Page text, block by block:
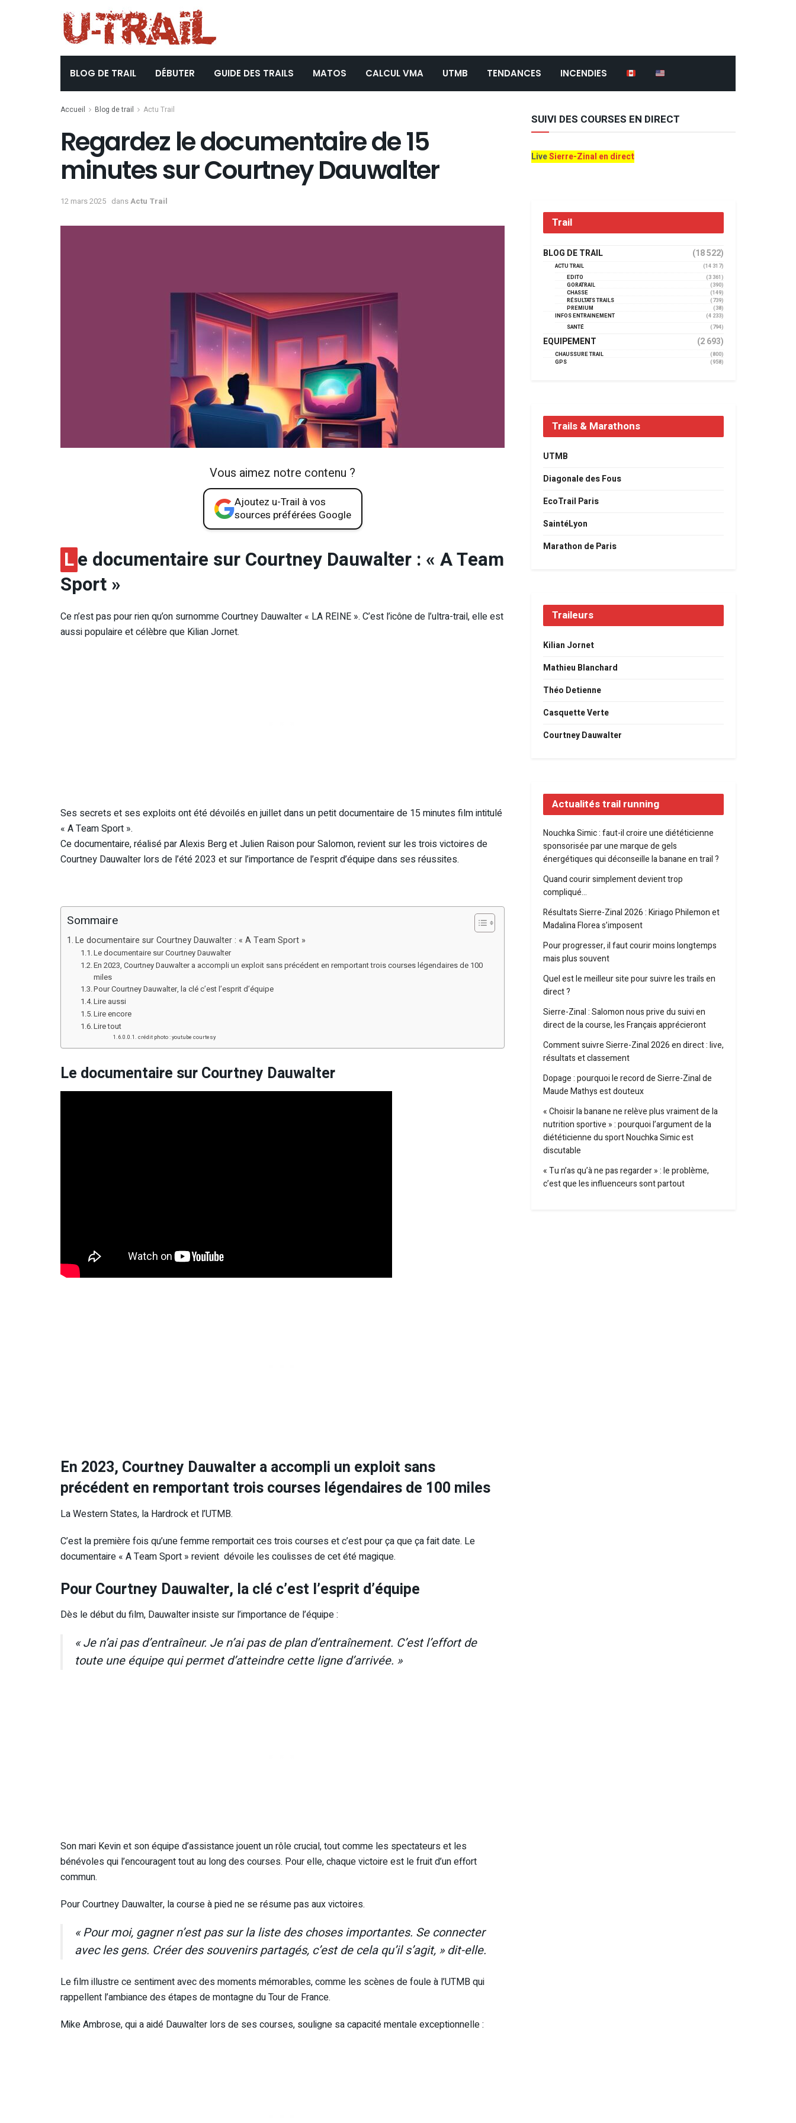
BLOG DE TRAIL DÉBUTER GUIDE DES TRAILS MATOS CALCUL VMA UTMB TENDANCES INCENDIES
Accueil Blog de trail Actu Trail
Regardez le documentaire de 15
minutes sur Courtney Dauwalter
12 mars 2025 dansActu Trail
Vous aimez notre contenu ?
Ajoutez u-Trail à vos
sources préférées Google
Le documentaire sur Courtney Dauwalter : « A Team
Sport »
Ce n’est pas pour rien qu’on surnomme Courtney Dauwalter « LA REINE ». C’est l’icône de l’ultra-trail, elle est
aussi populaire et célèbre que Kilian Jornet.
Ses secrets et ses exploits ont été dévoilés en juillet dans un petit documentaire de 15 minutes film intitulé
« A Team Sport ».
Ce documentaire, réalisé par Alexis Berg et Julien Raison pour Salomon, revient sur les trois victoires de
Courtney Dauwalter lors de l’été 2023 et sur l’importance de l’esprit d’équipe dans ses réussites.
Sommaire
Le documentaire sur Courtney Dauwalter : « A Team Sport »
Le documentaire sur Courtney Dauwalter
En 2023, Courtney Dauwalter a accompli un exploit sans précédent en remportant trois courses légendaires de 100
miles
Pour Courtney Dauwalter, la clé c’est l’esprit d’équipe
Lire aussi
Lire encore
Lire tout
crédit photo : youtube courtesy
Le documentaire sur Courtney Dauwalter
En 2023, Courtney Dauwalter a accompli un exploit sans
précédent en remportant trois courses légendaires de 100 miles
La Western States, la Hardrock et l’UTMB.
C’est la première fois qu’une femme remportait ces trois courses et c’est pour ça que ça fait date. Le
documentaire « A Team Sport » revient dévoile les coulisses de cet été magique.
Pour Courtney Dauwalter, la clé c’est l’esprit d’équipe
Dès le début du film, Dauwalter insiste sur l’importance de l’équipe :
« Je n’ai pas d’entraîneur. Je n’ai pas de plan d’entraînement. C’est l’effort de
toute une équipe qui permet d’atteindre cette ligne d’arrivée. »
Son mari Kevin et son équipe d’assistance jouent un rôle crucial, tout comme les spectateurs et les
bénévoles qui l’encouragent tout au long des courses. Pour elle, chaque victoire est le fruit d’un effort
commun.
Pour Courtney Dauwalter, la course à pied ne se résume pas aux victoires.
« Pour moi, gagner n’est pas sur la liste des choses importantes. Se connecter
avec les gens. Créer des souvenirs partagés, c’est de cela qu’il s’agit, » dit-elle.
Le film illustre ce sentiment avec des moments mémorables, comme les scènes de foule à l’UTMB qui
rappellent l’ambiance des étapes de montagne du Tour de France.
Mike Ambrose, qui a aidé Dauwalter lors de ses courses, souligne sa capacité mentale exceptionnelle :
SUIVI DES COURSES EN DIRECT
LiveSierre-Zinal en direct
Trail
BLOG DE TRAIL (18 522)
ACTU TRAIL
(14 317)
EDITO
(3 361)
GORATRAIL
(390)
CHASSE
(149)
RÉSULTATS TRAILS
(739)
PREMIUM
(38)
INFOS ENTRAINEMENT
(4 233)
SANTÉ
(794)
EQUIPEMENT (2 693)
CHAUSSURE TRAIL
(800)
GPS
(958)
Trails & Marathons
UTMB
Diagonale des Fous
EcoTrail Paris
SaintéLyon
Marathon de Paris
Traileurs
Kilian Jornet
Mathieu Blanchard
Théo Detienne
Casquette Verte
Courtney Dauwalter
Actualités trail running
Nouchka Simic : faut-il croire une diététicienne
sponsorisée par une marque de gels
énergétiques qui déconseille la banane en trail ?
Quand courir simplement devient trop
compliqué…
Résultats Sierre-Zinal 2026 : Kiriago Philemon et
Madalina Florea s’imposent
Pour progresser, il faut courir moins longtemps
mais plus souvent
Quel est le meilleur site pour suivre les trails en
direct ?
Sierre-Zinal : Salomon nous prive du suivi en
direct de la course, les Français apprécieront
Comment suivre Sierre-Zinal 2026 en direct : live,
résultats et classement
Dopage : pourquoi le record de Sierre-Zinal de
Maude Mathys est douteux
« Choisir la banane ne relève plus vraiment de la
nutrition sportive » : pourquoi l’argument de la
diététicienne du sport Nouchka Simic est
discutable
« Tu n’as qu’à ne pas regarder » : le problème,
c’est que les influenceurs sont partout